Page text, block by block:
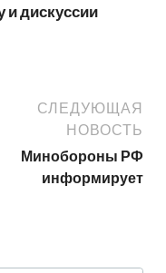
дискуссии
СЛЕДУЮЩАЯ
НОВОСТЬ
Минобороны РФ
информирует